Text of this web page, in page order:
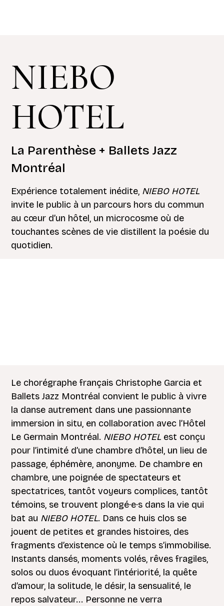
NIEBO
HOTEL
La Parenthèse + Ballets Jazz
Montréal
Expérience totalement inédite, NIEBO HOTEL
invite le public à un parcours hors du commun
au cœur d’un hôtel, un microcosme où de
touchantes scènes de vie distillent la poésie du
quotidien.
Le chorégraphe français Christophe Garcia et
Ballets Jazz Montréal convient le public à vivre
la danse autrement dans une passionnante
immersion in situ, en collaboration avec l’Hôtel
Le Germain Montréal. NIEBO HOTEL est conçu
pour l’intimité d’une chambre d’hôtel, un lieu de
passage, éphémère, anonyme. De chambre en
chambre, une poignée de spectateurs et
spectatrices, tantôt voyeurs complices, tantôt
témoins, se trouvent plongé·e·s dans la vie qui
bat au NIEBO HOTEL. Dans ce huis clos se
jouent de petites et grandes histoires, des
fragments d’existence où le temps s’immobilise.
Instants dansés, moments volés, rêves fragiles,
solos ou duos évoquant l’intériorité, la quête
d’amour, la solitude, le désir, la sensualité, le
repos salvateur... Personne ne verra